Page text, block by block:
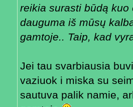
reikia surasti būdą
dauguma iš mūsų
gamtoje.. Taip, kad
Jei tau svarbiausia
vaziuok i miska su
sautuva palik namie,